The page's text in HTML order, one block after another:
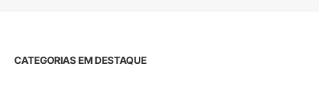
CATEGORIAS EM DESTAQUE